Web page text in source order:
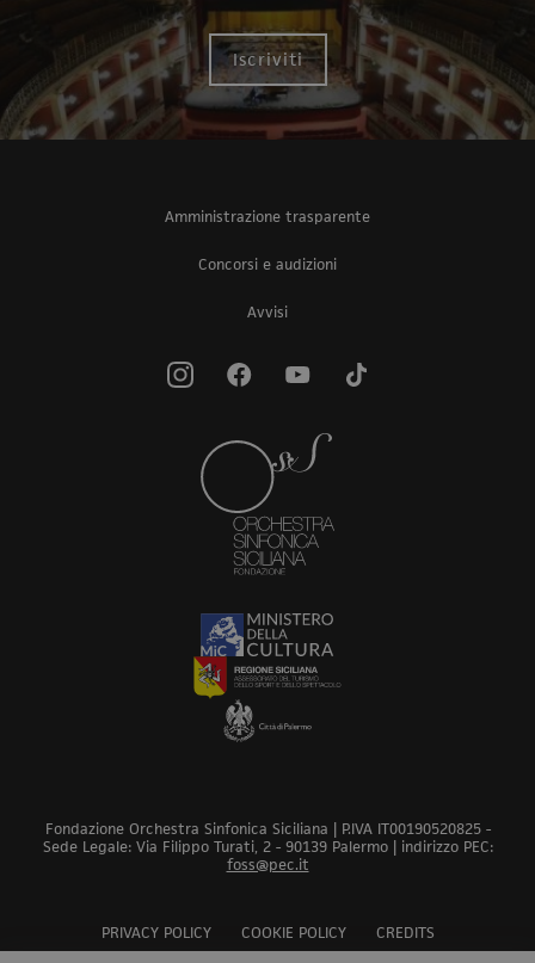
Iscriviti
Amministrazione trasparente
Concorsi e audizioni
Avvisi
Fondazione Orchestra Sinfonica Siciliana | P.IVA IT00190520825 -
Sede Legale: Via Filippo Turati, 2 - 90139 Palermo | indirizzo PEC:
foss@pec.it
PRIVACY POLICY COOKIE POLICY CREDITS